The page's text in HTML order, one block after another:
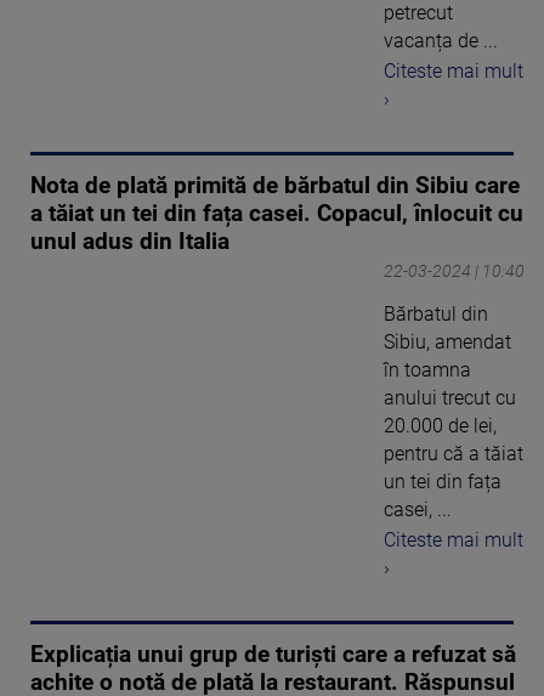
petrecut
vacanța de ...
Citeste mai mult
›
Nota de plată primită de bărbatul din Sibiu care
a tăiat un tei din fața casei. Copacul, înlocuit cu
unul adus din Italia
22-03-2024 | 10:40
Bărbatul din
Sibiu, amendat
în toamna
anului trecut cu
20.000 de lei,
pentru că a tăiat
un tei din fața
casei, ...
Citeste mai mult
›
Explicația unui grup de turiști care a refuzat să
achite o notă de plată la restaurant. Răspunsul